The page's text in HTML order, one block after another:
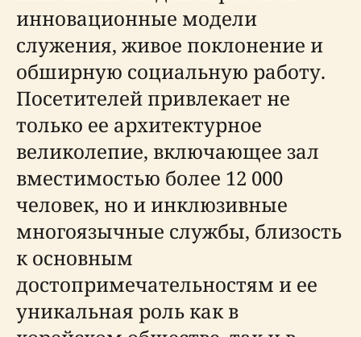
инновационные модели
служения, живое поклонение и
обширную социальную работу.
Посетителей привлекает не
только ее архитектурное
великолепие, включающее зал
вместимостью более 12 000
человек, но и инклюзивные
многоязычные службы, близость
к основным
достопримечательностям и ее
уникальная роль как в